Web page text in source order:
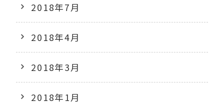
2018年7月
2018年4月
2018年3月
2018年1月